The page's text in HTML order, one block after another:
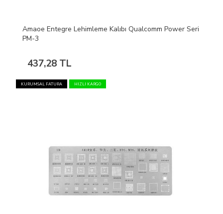
Amaoe Entegre Lehimleme Kalıbı Qualcomm Power Seri
PM-3
437,28 TL
KURUMSAL FATURA HIZLI KARGO